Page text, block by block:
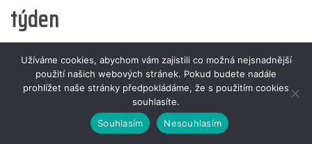
týden
Užíváme cookies, abychom vám zajistili co možná nejsnadnější
použití našich webových stránek. Pokud budete nadále
prohlížet naše stránky předpokládáme, že s použitím cookies
souhlasíte.
Souhlasím
Nesouhlasím